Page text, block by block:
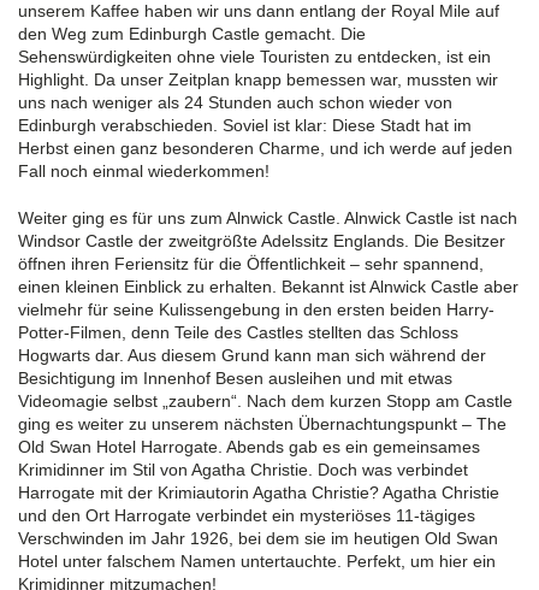
unserem Kaffee haben wir uns dann entlang der Royal Mile auf
den Weg zum Edinburgh Castle gemacht. Die
Sehenswürdigkeiten ohne viele Touristen zu entdecken, ist ein
Highlight. Da unser Zeitplan knapp bemessen war, mussten wir
uns nach weniger als 24 Stunden auch schon wieder von
Edinburgh verabschieden. Soviel ist klar: Diese Stadt hat im
Herbst einen ganz besonderen Charme, und ich werde auf jeden
Fall noch einmal wiederkommen!
Weiter ging es für uns zum Alnwick Castle. Alnwick Castle ist nach
Windsor Castle der zweitgrößte Adelssitz Englands. Die Besitzer
öffnen ihren Feriensitz für die Öffentlichkeit – sehr spannend,
einen kleinen Einblick zu erhalten. Bekannt ist Alnwick Castle aber
vielmehr für seine Kulissengebung in den ersten beiden Harry-
Potter-Filmen, denn Teile des Castles stellten das Schloss
Hogwarts dar. Aus diesem Grund kann man sich während der
Besichtigung im Innenhof Besen ausleihen und mit etwas
Videomagie selbst „zaubern“. Nach dem kurzen Stopp am Castle
ging es weiter zu unserem nächsten Übernachtungspunkt – The
Old Swan Hotel Harrogate. Abends gab es ein gemeinsames
Krimidinner im Stil von Agatha Christie. Doch was verbindet
Harrogate mit der Krimiautorin Agatha Christie? Agatha Christie
und den Ort Harrogate verbindet ein mysteriöses 11-tägiges
Verschwinden im Jahr 1926, bei dem sie im heutigen Old Swan
Hotel unter falschem Namen untertauchte. Perfekt, um hier ein
Krimidinner mitzumachen!